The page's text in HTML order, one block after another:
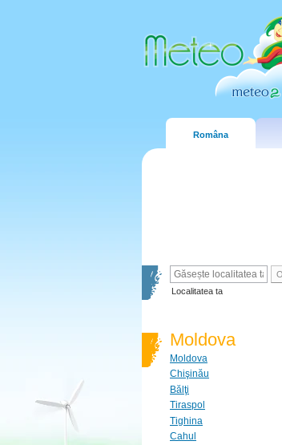
Româna
Localitatea ta
Moldova
Moldova
Chişinău
Bălţi
Tiraspol
Tighina
Cahul